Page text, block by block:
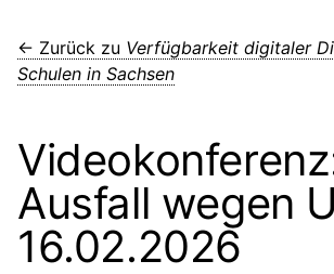
← Zurück zu Verfügbarkeit digitaler
Schulen in Sachsen
Ausfall wegen
16.02.2026